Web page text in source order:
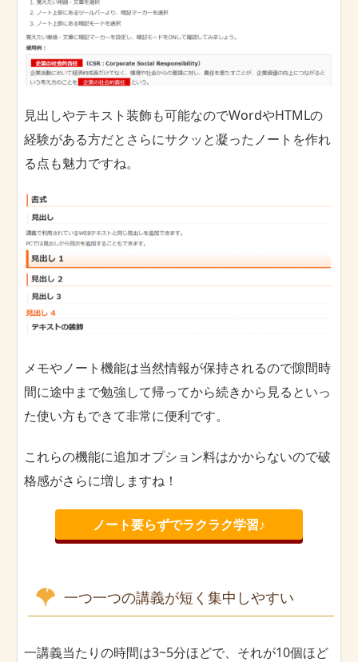
見出しやテキスト装飾も可能なのでWordやHTMLの
経験がある方だとさらにサクッと凝ったノートを作れ
る点も魅力ですね。
メモやノート機能は当然情報が保持されるので隙間時
間に途中まで勉強して帰ってから続きから見るといっ
た使い方もできて非常に便利です。
これらの機能に追加オプション料はかからないので破
格感がさらに増しますね！
ノート要らずでラクラク学習♪
一つ一つの講義が短く集中しやすい
一講義当たりの時間は3~5分ほどで、それが10個ほど